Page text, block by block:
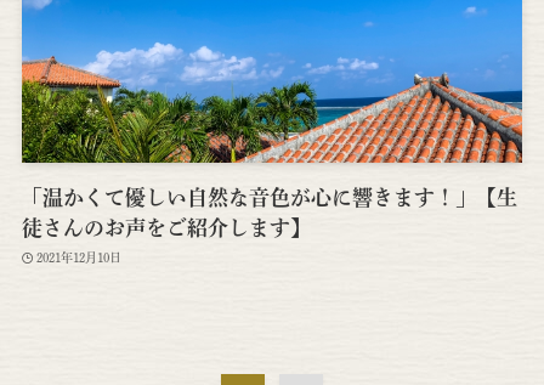
「温かくて優しい自然な音色が心に響きます！」【生
徒さんのお声をご紹介します】
2021年12月10日